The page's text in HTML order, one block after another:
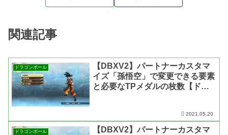
関連記事
ドラゴンボール
【DBXV2】パートナーカスタマ
イズ「孫悟空」で変更できる要素
と必要なTPメダルの枚数【ドラ
2021.05.20
ドラゴンボール
【DBXV2】パートナーカスタマ